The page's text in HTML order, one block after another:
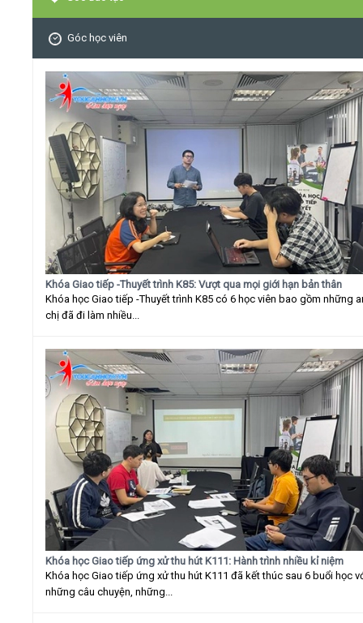
Góc học viên
Khóa Giao tiếp -Thuyết trình K85: Vượt qua mọi giới hạn bản thân
Khóa học Giao tiếp -Thuyết trình K85 có 6 học viên bao gồm những
chị đã đi làm nhiều...
Khóa học Giao tiếp ứng xử thu hút K111: Hành trình nhiều kỉ niệm
Khóa học Giao tiếp ứng xử thu hút K111 đã kết thúc sau 6 buổi học
những câu chuyện, những...